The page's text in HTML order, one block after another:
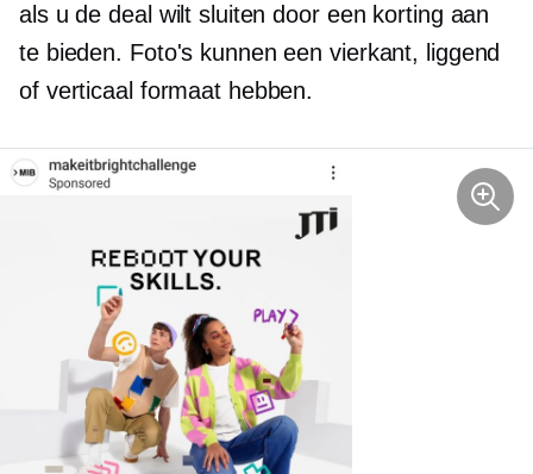
als u de deal wilt sluiten door een korting aan
te bieden. Foto's kunnen een vierkant, liggend
of verticaal formaat hebben.